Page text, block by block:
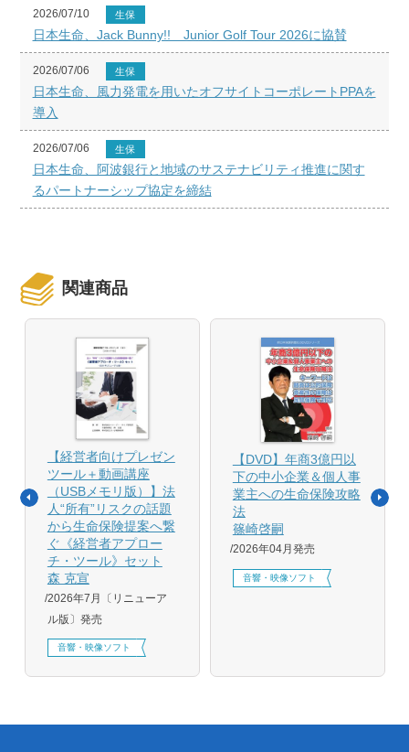
2026/07/10 生保
日本生命、Jack Bunny!! Junior Golf Tour 2026に協賛
2026/07/06 生保
日本生命、風力発電を用いたオフサイトコーポレートPPAを
導入
2026/07/06 生保
日本生命、阿波銀行と地域のサステナビリティ推進に関す
るパートナーシップ協定を締結
関連商品
【経営者向けプレゼン
ツール＋動画講座
（USBメモリ版）】法
人“所有”リスクの話題
から生命保険提案へ繋
ぐ《経営者アプロー
チ・ツール》セット
森 克宣
2026年7月〔リニューア
ル版〕発売
音響・映像ソフト
【DVD】年商3億円以
下の中小企業＆個人事
業主への生命保険攻略
法
篠崎啓嗣
2026年04月発売
音響・映像ソフト